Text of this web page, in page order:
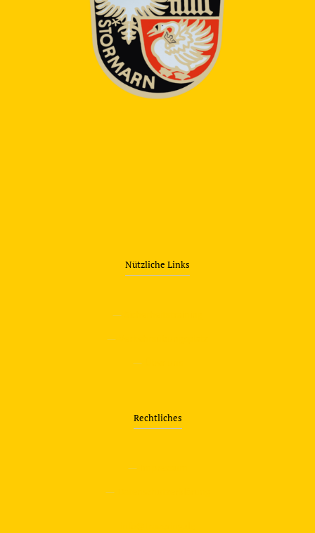
Nützliche Links
—
—
—
Rechtliches
—
—